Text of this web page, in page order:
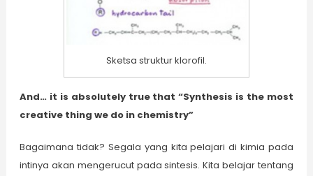
Sketsa struktur klorofil.
And… it is absolutely true that “Synthesis is the most
creative thing we do in chemistry”
Bagaimana tidak? Segala yang kita pelajari di kimia pada
intinya akan mengerucut pada sintesis. Kita belajar tentang